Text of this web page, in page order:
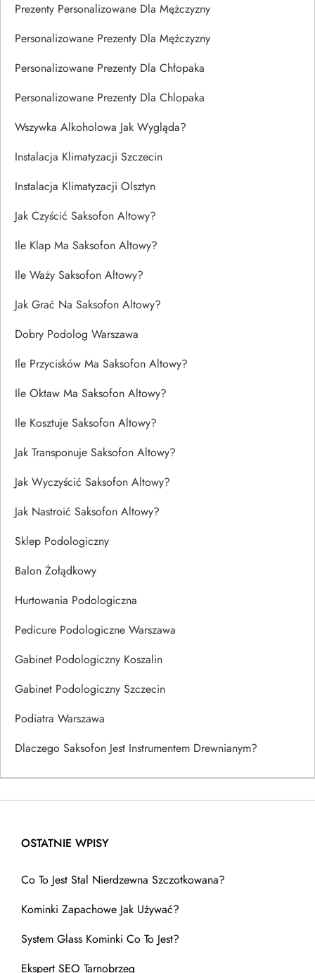
Prezenty Personalizowane Dla Mężczyzny
Personalizowane Prezenty Dla Mężczyzny
Personalizowane Prezenty Dla Chłopaka
Personalizowane Prezenty Dla Chlopaka
Wszywka Alkoholowa Jak Wygląda?
Instalacja Klimatyzacji Szczecin
Instalacja Klimatyzacji Olsztyn
Jak Czyścić Saksofon Altowy?
Ile Klap Ma Saksofon Altowy?
Ile Waży Saksofon Altowy?
Jak Grać Na Saksofon Altowy?
Dobry Podolog Warszawa
Ile Przycisków Ma Saksofon Altowy?
Ile Oktaw Ma Saksofon Altowy?
Ile Kosztuje Saksofon Altowy?
Jak Transponuje Saksofon Altowy?
Jak Wyczyścić Saksofon Altowy?
Jak Nastroić Saksofon Altowy?
Sklep Podologiczny
Balon Żołądkowy
Hurtowania Podologiczna
Pedicure Podologiczne Warszawa
Gabinet Podologiczny Koszalin
Gabinet Podologiczny Szczecin
Podiatra Warszawa
Dlaczego Saksofon Jest Instrumentem Drewnianym?
OSTATNIE WPISY
Co To Jest Stal Nierdzewna Szczotkowana?
Kominki Zapachowe Jak Używać?
System Glass Kominki Co To Jest?
Ekspert SEO Tarnobrzeg